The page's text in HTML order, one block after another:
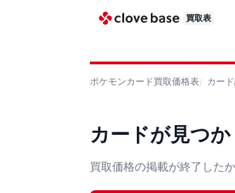
買取表
ポケモンカード買取価格表 カー
カードが見つ
買取価格の掲載が終了した